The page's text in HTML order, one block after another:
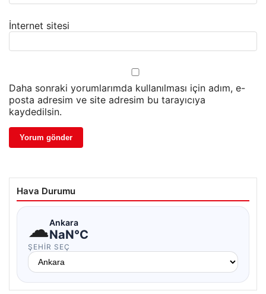
İnternet sitesi
Daha sonraki yorumlarımda kullanılması için adım, e-
posta adresim ve site adresim bu tarayıcıya
kaydedilsin.
Hava Durumu
☁Ankara
NaN°C
ŞEHIR SEÇ